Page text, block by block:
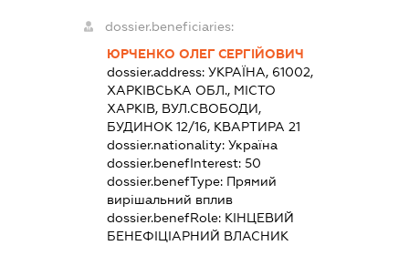
dossier.beneficiaries:
ЮРЧЕНКО ОЛЕГ СЕРГІЙОВИЧ
dossier.address: УКРАЇНА, 61002,
ХАРКІВСЬКА ОБЛ., МІСТО
ХАРКІВ, ВУЛ.СВОБОДИ,
БУДИНОК 12/16, КВАРТИРА 21
dossier.nationality: Україна
dossier.benefInterest: 50
dossier.benefType: Прямий
вирішальний вплив
dossier.benefRole: КІНЦЕВИЙ
БЕНЕФІЦІАРНИЙ ВЛАСНИК